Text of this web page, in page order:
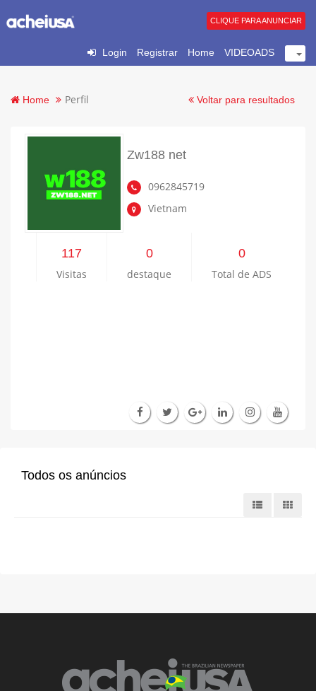
Login Registrar Home VIDEOADS
CLIQUE PARA ANUNCIAR
Home Perfil Voltar para resultados
Zw188 net
0962845719
Vietnam
117
Visitas
0
destaque
0
Total de ADS
Todos os anúncios